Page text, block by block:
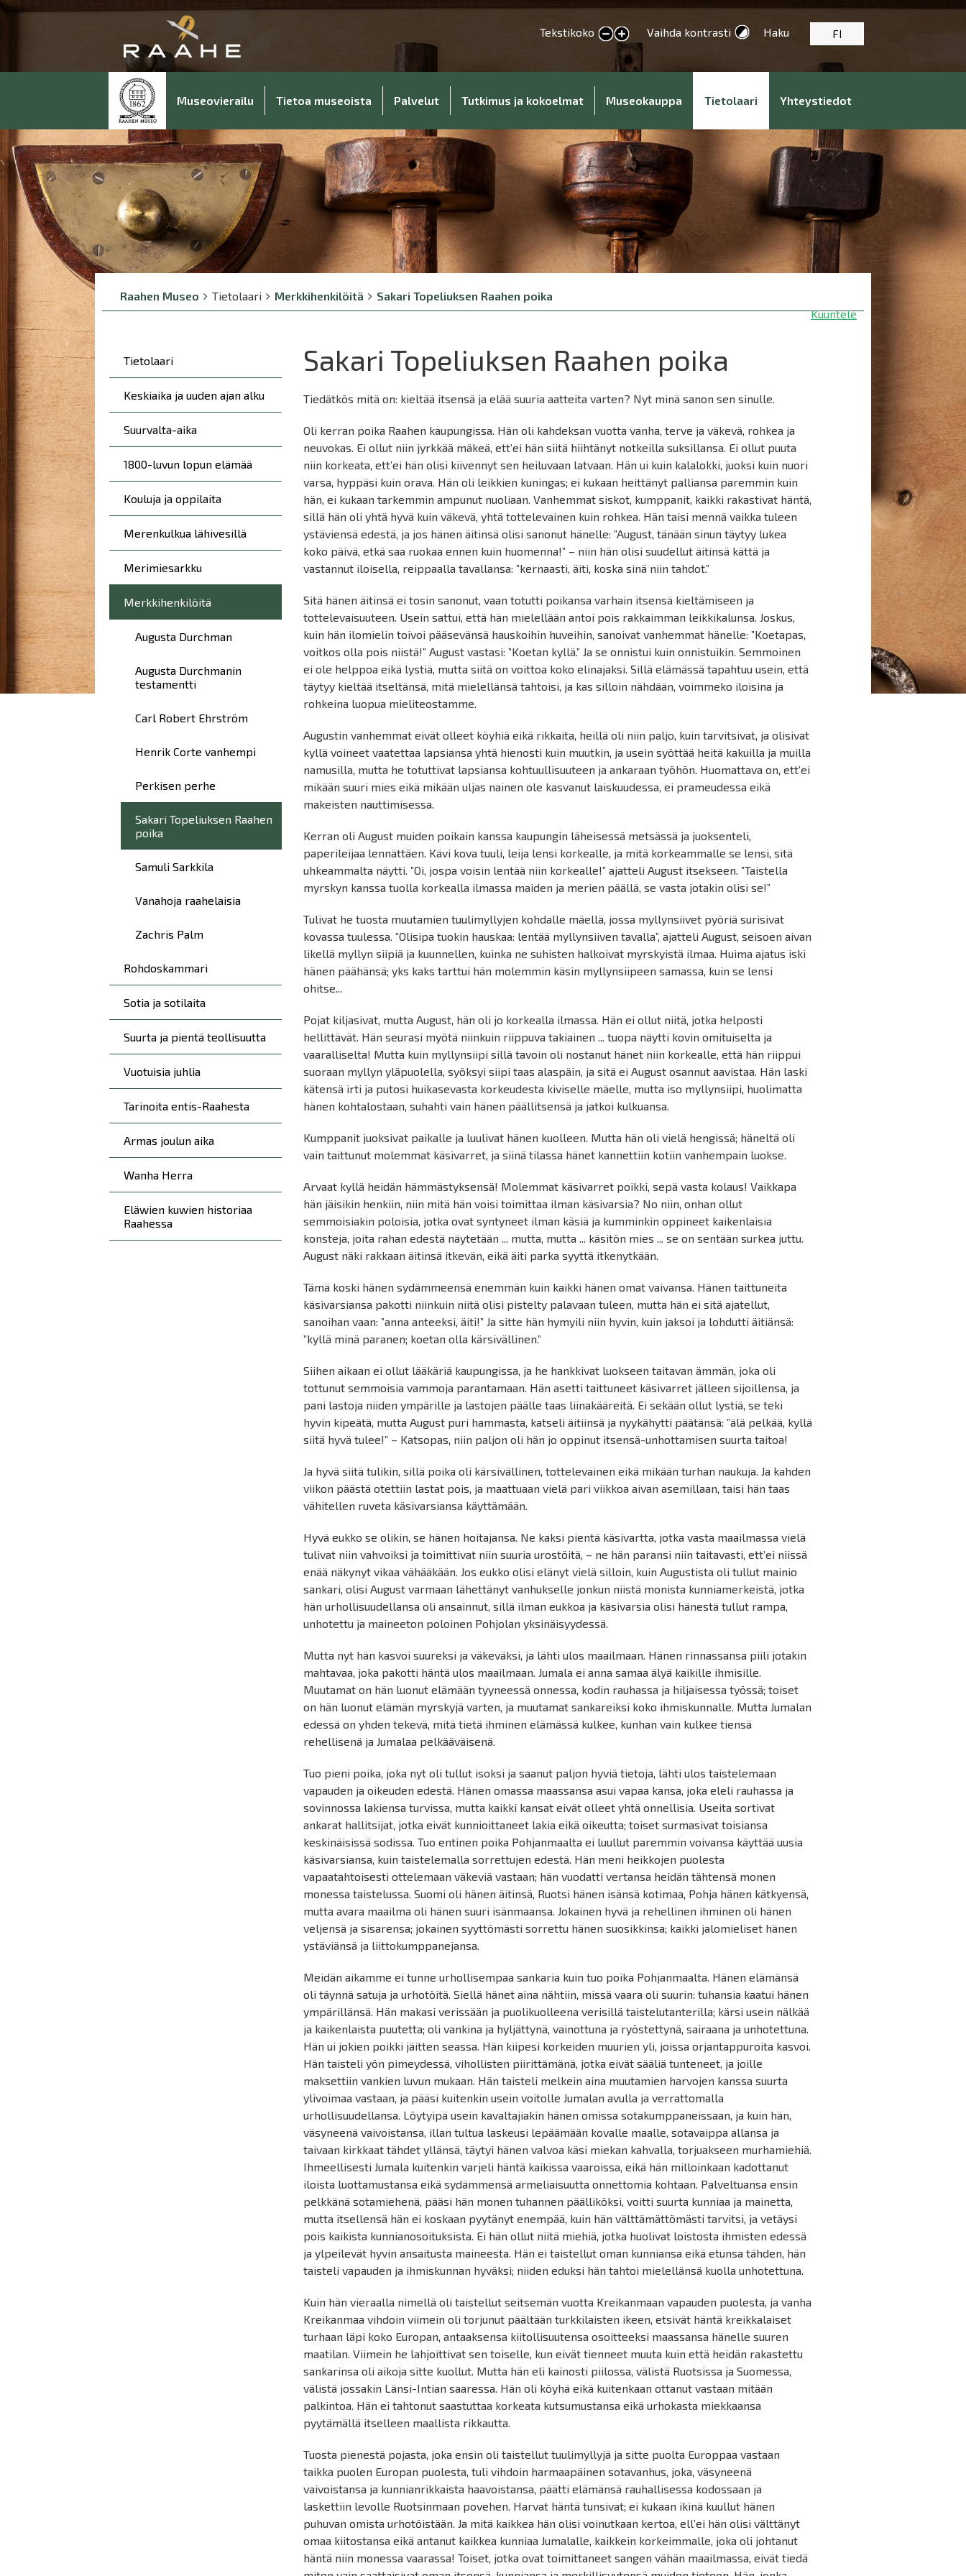
Tekstikoko
Pienennä tekstikokoa
Suurenna tekstikokoa Vaihda kontrasti Haku FI
Museovierailu Tietoa museoista Palvelut Tutkimus ja kokoelmat Museokauppa Tietolaari Yhteystiedot
Breadcrumbs
You
are
Raahen Museo Tietolaari Merkkihenkilöitä
Sakari Topeliuksen Raahen poika
Kuuntele
Päävalikko
Tietolaari
Keskiaika ja uuden ajan alku
Suurvalta-aika
1800-luvun lopun elämää
Kouluja ja oppilaita
Merenkulkua lähivesillä
Merimiesarkku
Merkkihenkilöitä
Augusta Durchman
Augusta Durchmanin
testamentti
Carl Robert Ehrström
Henrik Corte vanhempi
Perkisen perhe
Sakari Topeliuksen Raahen
poika
Samuli Sarkkila
Vanahoja raahelaisia
Zachris Palm
Rohdoskammari
Sotia ja sotilaita
Suurta ja pientä teollisuutta
Vuotuisia juhlia
Tarinoita entis-Raahesta
Armas joulun aika
Wanha Herra
Eläwien kuwien historiaa
Raahessa
Sakari Topeliuksen Raahen poika
Tiedätkös mitä on: kieltää itsensä ja elää suuria aatteita varten? Nyt minä sanon sen sinulle.
Oli kerran poika Raahen kaupungissa. Hän oli kahdeksan vuotta vanha, terve ja väkevä, rohkea ja
neuvokas. Ei ollut niin jyrkkää mäkeä, ett’ei hän siitä hiihtänyt notkeilla suksillansa. Ei ollut puuta
niin korkeata, ett’ei hän olisi kiivennyt sen heiluvaan latvaan. Hän ui kuin kalalokki, juoksi kuin nuori
varsa, hyppäsi kuin orava. Hän oli leikkien kuningas; ei kukaan heittänyt palliansa paremmin kuin
hän, ei kukaan tarkemmin ampunut nuoliaan. Vanhemmat siskot, kumppanit, kaikki rakastivat häntä,
sillä hän oli yhtä hyvä kuin väkevä, yhtä tottelevainen kuin rohkea. Hän taisi mennä vaikka tuleen
ystäviensä edestä, ja jos hänen äitinsä olisi sanonut hänelle: ”August, tänään sinun täytyy lukea
koko päivä, etkä saa ruokaa ennen kuin huomenna!” – niin hän olisi suudellut äitinsä kättä ja
vastannut iloisella, reippaalla tavallansa: ”kernaasti, äiti, koska sinä niin tahdot.”
Sitä hänen äitinsä ei tosin sanonut, vaan totutti poikansa varhain itsensä kieltämiseen ja
tottelevaisuuteen. Usein sattui, että hän mielellään antoi pois rakkaimman leikkikalunsa. Joskus,
kuin hän ilomielin toivoi pääsevänsä hauskoihin huveihin, sanoivat vanhemmat hänelle: ”Koetapas,
voitkos olla pois niistä!” August vastasi: ”Koetan kyllä.” Ja se onnistui kuin onnistuikin. Semmoinen
ei ole helppoa eikä lystiä, mutta siitä on voittoa koko elinajaksi. Sillä elämässä tapahtuu usein, että
täytyy kieltää itseltänsä, mitä mielellänsä tahtoisi, ja kas silloin nähdään, voimmeko iloisina ja
rohkeina luopua mieliteostamme.
Augustin vanhemmat eivät olleet köyhiä eikä rikkaita, heillä oli niin paljo, kuin tarvitsivat, ja olisivat
kyllä voineet vaatettaa lapsiansa yhtä hienosti kuin muutkin, ja usein syöttää heitä kakuilla ja muilla
namusilla, mutta he totuttivat lapsiansa kohtuullisuuteen ja ankaraan työhön. Huomattava on, ett’ei
mikään suuri mies eikä mikään uljas nainen ole kasvanut laiskuudessa, ei prameudessa eikä
makeisten nauttimisessa.
Kerran oli August muiden poikain kanssa kaupungin läheisessä metsässä ja juoksenteli,
paperileijaa lennättäen. Kävi kova tuuli, leija lensi korkealle, ja mitä korkeammalle se lensi, sitä
uhkeammalta näytti. ”Oi, jospa voisin lentää niin korkealle!” ajatteli August itsekseen. ”Taistella
myrskyn kanssa tuolla korkealla ilmassa maiden ja merien päällä, se vasta jotakin olisi se!”
Tulivat he tuosta muutamien tuulimyllyjen kohdalle mäellä, jossa myllynsiivet pyöriä surisivat
kovassa tuulessa. ”Olisipa tuokin hauskaa: lentää myllynsiiven tavalla”, ajatteli August, seisoen aivan
likellä myllyn siipiä ja kuunnellen, kuinka ne suhisten halkoivat myrskyistä ilmaa. Huima ajatus iski
hänen päähänsä; yks kaks tarttui hän molemmin käsin myllynsiipeen samassa, kuin se lensi
ohitse...
Pojat kiljasivat, mutta August, hän oli jo korkealla ilmassa. Hän ei ollut niitä, jotka helposti
hellittävät. Hän seurasi myötä niinkuin riippuva takiainen ... tuopa näytti kovin omituiselta ja
vaaralliselta! Mutta kuin myllynsiipi sillä tavoin oli nostanut hänet niin korkealle, että hän riippui
suoraan myllyn yläpuolella, syöksyi siipi taas alaspäin, ja sitä ei August osannut aavistaa. Hän laski
kätensä irti ja putosi huikasevasta korkeudesta kiviselle mäelle, mutta iso myllynsiipi, huolimatta
hänen kohtalostaan, suhahti vain hänen päällitsensä ja jatkoi kulkuansa.
Kumppanit juoksivat paikalle ja luulivat hänen kuolleen. Mutta hän oli vielä hengissä; häneltä oli
vain taittunut molemmat käsivarret, ja siinä tilassa hänet kannettiin kotiin vanhempain luokse.
Arvaat kyllä heidän hämmästyksensä! Molemmat käsivarret poikki, sepä vasta kolaus! Vaikkapa
hän jäisikin henkiin, niin mitä hän voisi toimittaa ilman käsivarsia? No niin, onhan ollut
semmoisiakin poloisia, jotka ovat syntyneet ilman käsiä ja kumminkin oppineet kaikenlaisia
konsteja, joita rahan edestä näytetään ... mutta, mutta ... käsitön mies ... se on sentään surkea juttu.
August näki rakkaan äitinsä itkevän, eikä äiti parka syyttä itkenytkään.
Tämä koski hänen sydämmeensä enemmän kuin kaikki hänen omat vaivansa. Hänen taittuneita
käsivarsiansa pakotti niinkuin niitä olisi pistelty palavaan tuleen, mutta hän ei sitä ajatellut,
sanoihan vaan: ”anna anteeksi, äiti!” Ja sitte hän hymyili niin hyvin, kuin jaksoi ja lohdutti äitiänsä:
”kyllä minä paranen; koetan olla kärsivällinen.”
Siihen aikaan ei ollut lääkäriä kaupungissa, ja he hankkivat luokseen taitavan ämmän, joka oli
tottunut semmoisia vammoja parantamaan. Hän asetti taittuneet käsivarret jälleen sijoillensa, ja
pani lastoja niiden ympärille ja lastojen päälle taas liinakääreitä. Ei sekään ollut lystiä, se teki
hyvin kipeätä, mutta August puri hammasta, katseli äitiinsä ja nyykähytti päätänsä: ”älä pelkää, kyllä
siitä hyvä tulee!” – Katsopas, niin paljon oli hän jo oppinut itsensä-unhottamisen suurta taitoa!
Ja hyvä siitä tulikin, sillä poika oli kärsivällinen, tottelevainen eikä mikään turhan naukuja. Ja kahden
viikon päästä otettiin lastat pois, ja maattuaan vielä pari viikkoa aivan asemillaan, taisi hän taas
vähitellen ruveta käsivarsiansa käyttämään.
Hyvä eukko se olikin, se hänen hoitajansa. Ne kaksi pientä käsivartta, jotka vasta maailmassa vielä
tulivat niin vahvoiksi ja toimittivat niin suuria urostöitä, – ne hän paransi niin taitavasti, ett’ei niissä
enää näkynyt vikaa vähääkään. Jos eukko olisi elänyt vielä silloin, kuin Augustista oli tullut mainio
sankari, olisi August varmaan lähettänyt vanhukselle jonkun niistä monista kunniamerkeistä, jotka
hän urhollisuudellansa oli ansainnut, sillä ilman eukkoa ja käsivarsia olisi hänestä tullut rampa,
unhotettu ja maineeton poloinen Pohjolan yksinäisyydessä.
Mutta nyt hän kasvoi suureksi ja väkeväksi, ja lähti ulos maailmaan. Hänen rinnassansa piili jotakin
mahtavaa, joka pakotti häntä ulos maailmaan. Jumala ei anna samaa älyä kaikille ihmisille.
Muutamat on hän luonut elämään tyyneessä onnessa, kodin rauhassa ja hiljaisessa työssä; toiset
on hän luonut elämän myrskyjä varten, ja muutamat sankareiksi koko ihmiskunnalle. Mutta Jumalan
edessä on yhden tekevä, mitä tietä ihminen elämässä kulkee, kunhan vain kulkee tiensä
rehellisenä ja Jumalaa pelkääväisenä.
Tuo pieni poika, joka nyt oli tullut isoksi ja saanut paljon hyviä tietoja, lähti ulos taistelemaan
vapauden ja oikeuden edestä. Hänen omassa maassansa asui vapaa kansa, joka eleli rauhassa ja
sovinnossa lakiensa turvissa, mutta kaikki kansat eivät olleet yhtä onnellisia. Useita sortivat
ankarat hallitsijat, jotka eivät kunnioittaneet lakia eikä oikeutta; toiset surmasivat toisiansa
keskinäisissä sodissa. Tuo entinen poika Pohjanmaalta ei luullut paremmin voivansa käyttää uusia
käsivarsiansa, kuin taistelemalla sorrettujen edestä. Hän meni heikkojen puolesta
vapaatahtoisesti ottelemaan väkeviä vastaan; hän vuodatti vertansa heidän tähtensä monen
monessa taistelussa. Suomi oli hänen äitinsä, Ruotsi hänen isänsä kotimaa, Pohja hänen kätkyensä,
mutta avara maailma oli hänen suuri isänmaansa. Jokainen hyvä ja rehellinen ihminen oli hänen
veljensä ja sisarensa; jokainen syyttömästi sorrettu hänen suosikkinsa; kaikki jalomieliset hänen
ystäviänsä ja liittokumppanejansa.
Meidän aikamme ei tunne urhollisempaa sankaria kuin tuo poika Pohjanmaalta. Hänen elämänsä
oli täynnä satuja ja urhotöitä. Siellä hänet aina nähtiin, missä vaara oli suurin: tuhansia kaatui hänen
ympärillänsä. Hän makasi verissään ja puolikuolleena verisillä taistelutanterilla; kärsi usein nälkää
ja kaikenlaista puutetta; oli vankina ja hyljättynä, vainottuna ja ryöstettynä, sairaana ja unhotettuna.
Hän ui jokien poikki jäitten seassa. Hän kiipesi korkeiden muurien yli, joissa orjantappuroita kasvoi.
Hän taisteli yön pimeydessä, vihollisten piirittämänä, jotka eivät sääliä tunteneet, ja joille
maksettiin vankien luvun mukaan. Hän taisteli melkein aina muutamien harvojen kanssa suurta
ylivoimaa vastaan, ja pääsi kuitenkin usein voitolle Jumalan avulla ja verrattomalla
urhollisuudellansa. Löytyipä usein kavaltajiakin hänen omissa sotakumppaneissaan, ja kuin hän,
väsyneenä vaivoistansa, illan tultua laskeusi lepäämään kovalle maalle, sotavaippa allansa ja
taivaan kirkkaat tähdet yllänsä, täytyi hänen valvoa käsi miekan kahvalla, torjuakseen murhamiehiä.
Ihmeellisesti Jumala kuitenkin varjeli häntä kaikissa vaaroissa, eikä hän milloinkaan kadottanut
iloista luottamustansa eikä sydämmensä armeliaisuutta onnettomia kohtaan. Palveltuansa ensin
pelkkänä sotamiehenä, pääsi hän monen tuhannen päälliköksi, voitti suurta kunniaa ja mainetta,
mutta itsellensä hän ei koskaan pyytänyt enempää, kuin hän välttämättömästi tarvitsi, ja vetäysi
pois kaikista kunnianosoituksista. Ei hän ollut niitä miehiä, jotka huolivat loistosta ihmisten edessä
ja ylpeilevät hyvin ansaitusta maineesta. Hän ei taistellut oman kunniansa eikä etunsa tähden, hän
taisteli vapauden ja ihmiskunnan hyväksi; niiden eduksi hän tahtoi mielellänsä kuolla unhotettuna.
Kuin hän vieraalla nimellä oli taistellut seitsemän vuotta Kreikanmaan vapauden puolesta, ja vanha
Kreikanmaa vihdoin viimein oli torjunut päältään turkkilaisten ikeen, etsivät häntä kreikkalaiset
turhaan läpi koko Europan, antaaksensa kiitollisuutensa osoitteeksi maassansa hänelle suuren
maatilan. Viimein he lahjoittivat sen toiselle, kun eivät tienneet muuta kuin että heidän rakastettu
sankarinsa oli aikoja sitte kuollut. Mutta hän eli kainosti piilossa, välistä Ruotsissa ja Suomessa,
välistä jossakin Länsi-Intian saaressa. Hän oli köyhä eikä kuitenkaan ottanut vastaan mitään
palkintoa. Hän ei tahtonut saastuttaa korkeata kutsumustansa eikä urhokasta miekkaansa
pyytämällä itselleen maallista rikkautta.
Tuosta pienestä pojasta, joka ensin oli taistellut tuulimyllyjä ja sitte puolta Europpaa vastaan
taikka puolen Europan puolesta, tuli vihdoin harmaapäinen sotavanhus, joka, väsyneenä
vaivoistansa ja kunnianrikkaista haavoistansa, päätti elämänsä rauhallisessa kodossaan ja
laskettiin levolle Ruotsinmaan povehen. Harvat häntä tunsivat; ei kukaan ikinä kuullut hänen
puhuvan omista urhotöistään. Ja mitä kaikkea hän olisi voinutkaan kertoa, ell’ei hän olisi välttänyt
omaa kiitostansa eikä antanut kaikkea kunniaa Jumalalle, kaikkein korkeimmalle, joka oli johtanut
häntä niin monessa vaarassa! Toiset, jotka ovat toimittaneet sangen vähän maailmassa, eivät tiedä